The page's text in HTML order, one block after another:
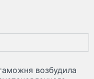
возбудила